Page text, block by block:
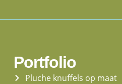
Portfolio
Pluche knuffels op maat